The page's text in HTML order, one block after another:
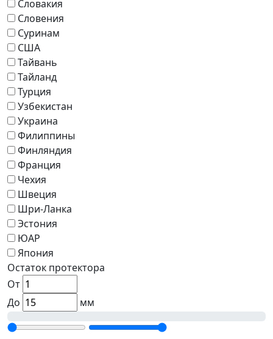
Словакия
Словения
Суринам
США
Тайвань
Тайланд
Турция
Узбекистан
Украина
Филиппины
Финляндия
Франция
Чехия
Швеция
Шри-Ланка
Эстония
ЮАР
Япония
Остаток протектора
От
До
мм